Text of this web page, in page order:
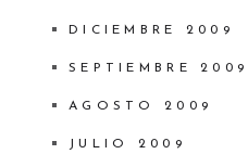
DICIEMBRE 2009
SEPTIEMBRE 2009
AGOSTO 2009
JULIO 2009